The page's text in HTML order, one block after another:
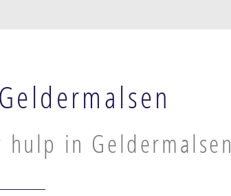
hulp in Geldermalsen